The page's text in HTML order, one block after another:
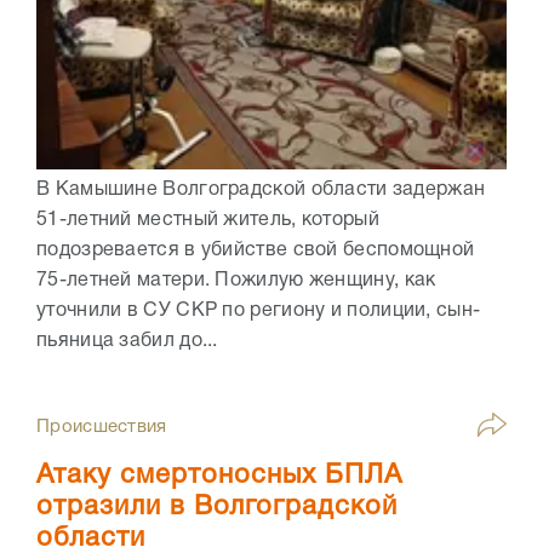
В Камышине Волгоградской области задержан
51-летний местный житель, который
подозревается в убийстве свой беспомощной
75-летней матери. Пожилую женщину, как
уточнили в СУ СКР по региону и полиции, сын-
пьяница забил до...
Происшествия
Атаку смертоносных БПЛА
отразили в Волгоградской
области